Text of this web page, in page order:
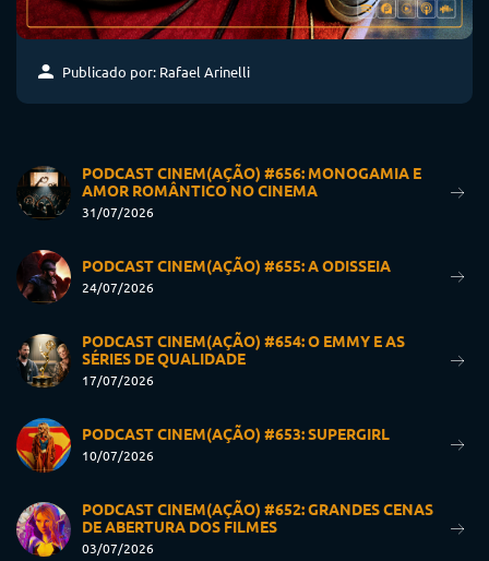
Publicado por: Rafael Arinelli
PODCAST CINEM(AÇÃO) #656: MONOGAMIA E
AMOR ROMÂNTICO NO CINEMA
31/07/2026
PODCAST CINEM(AÇÃO) #655: A ODISSEIA
24/07/2026
PODCAST CINEM(AÇÃO) #654: O EMMY E AS
SÉRIES DE QUALIDADE
17/07/2026
PODCAST CINEM(AÇÃO) #653: SUPERGIRL
10/07/2026
PODCAST CINEM(AÇÃO) #652: GRANDES CENAS
DE ABERTURA DOS FILMES
03/07/2026